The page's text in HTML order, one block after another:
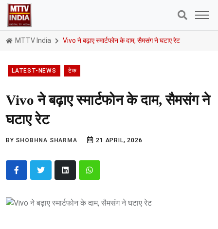
MTTV India Vivo ने बढ़ाए स्मार्टफोन के दाम, सैमसंग ने घटाए रेट
LATEST-NEWS टेक
Vivo ने बढ़ाए स्मार्टफोन के दाम, सैमसंग ने
घटाए रेट
BY SHOBHNA SHARMA 21 APRIL, 2026